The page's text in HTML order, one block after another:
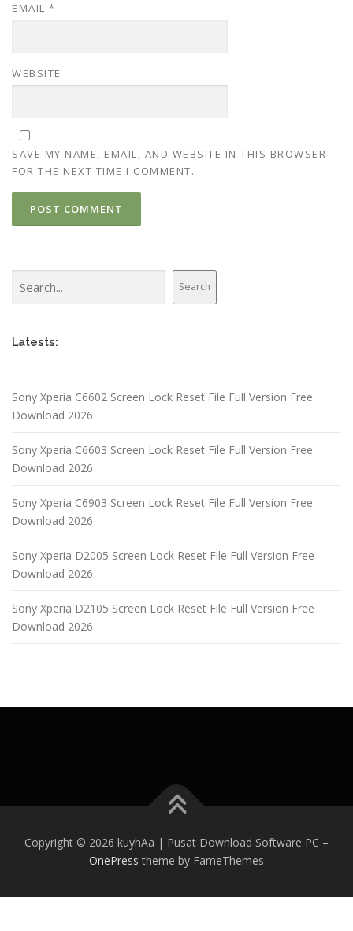
EMAIL *
WEBSITE
SAVE MY NAME, EMAIL, AND WEBSITE IN THIS BROWSER
FOR THE NEXT TIME I COMMENT.
Search
Latests:
Sony Xperia C6602 Screen Lock Reset File Full Version Free
Download 2026
Sony Xperia C6603 Screen Lock Reset File Full Version Free
Download 2026
Sony Xperia C6903 Screen Lock Reset File Full Version Free
Download 2026
Sony Xperia D2005 Screen Lock Reset File Full Version Free
Download 2026
Sony Xperia D2105 Screen Lock Reset File Full Version Free
Download 2026
Copyright © 2026 kuyhAa | Pusat Download Software PC –
OnePress theme by FameThemes